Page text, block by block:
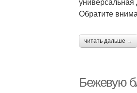
Обратите
читать дальше →
Бежевую